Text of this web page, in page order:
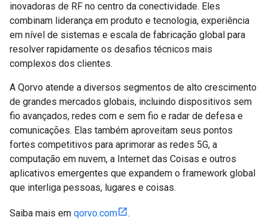
inovadoras de RF no centro da conectividade. Eles
combinam liderança em produto e tecnologia, experiência
em nível de sistemas e escala de fabricação global para
resolver rapidamente os desafios técnicos mais
complexos dos clientes.
A Qorvo atende a diversos segmentos de alto crescimento
de grandes mercados globais, incluindo dispositivos sem
fio avançados, redes com e sem fio e radar de defesa e
comunicações. Elas também aproveitam seus pontos
fortes competitivos para aprimorar as redes 5G, a
computação em nuvem, a Internet das Coisas e outros
aplicativos emergentes que expandem o framework global
que interliga pessoas, lugares e coisas.
Saiba mais em qorvo.com .